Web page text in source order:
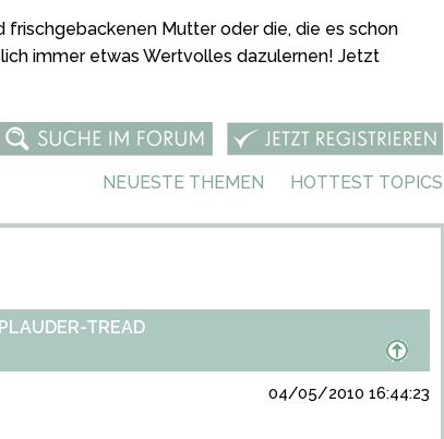
Mutter oder die, die es schon
immer etwas Wertvolles dazulernen! Jetzt
NEUESTE THEMEN HOTTEST TOPICS
TREAD
04/05/2010 16:44:23